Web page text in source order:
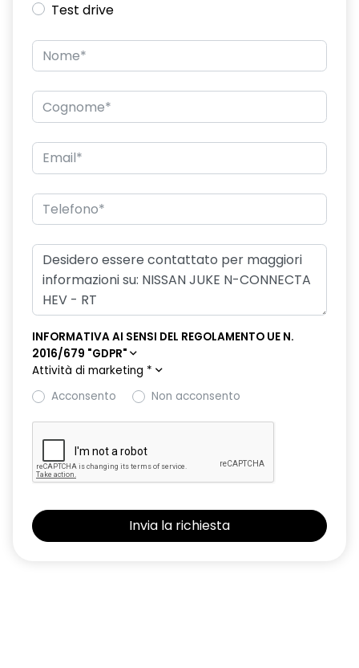
Test drive
INFORMATIVA AI SENSI DEL REGOLAMENTO UE N.
2016/679 "GDPR"
Attività di marketing *
Acconsento
Non acconsento